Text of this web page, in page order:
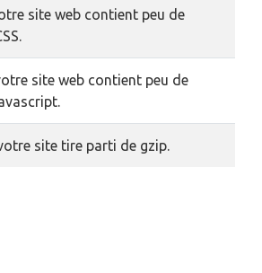
site web contient peu de
site web contient peu de
site tire parti de gzip.